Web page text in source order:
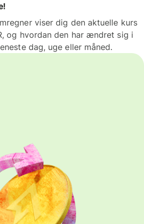
viser dig den aktuelle kurs
og hvordan den har ændret sig i
dag, uge eller måned.